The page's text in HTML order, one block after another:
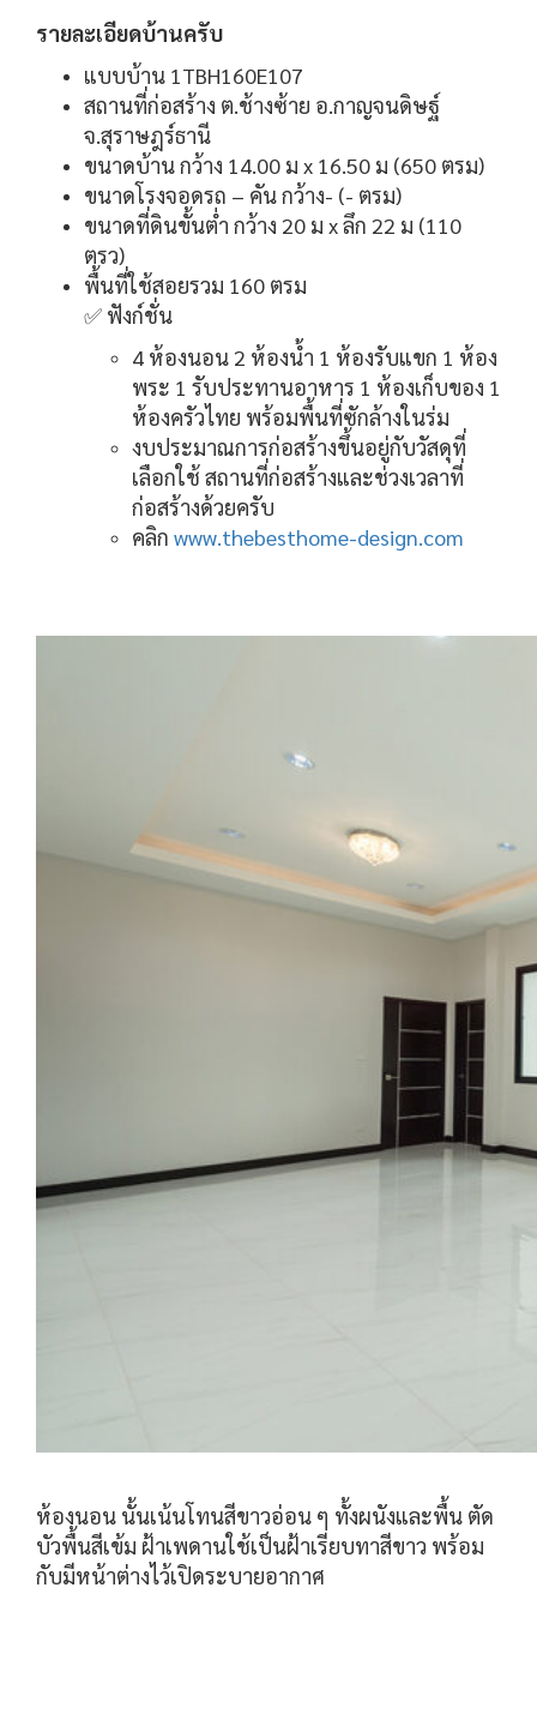
รายละเอียดบ้านครับ
แบบบ้าน 1TBH160E107
สถานที่ก่อสร้าง ต.ช้างซ้าย อ.กาญจนดิษฐ์
จ.สุราษฎร์ธานี
ขนาดบ้าน กว้าง 14.00 ม x 16.50 ม (650 ตรม)
ขนาดโรงจอดรถ – คัน กว้าง- (- ตรม)
ขนาดที่ดินขั้นต่ำ กว้าง 20 ม x ลึก 22 ม (110
ตรว)
พื้นที่ใช้สอยรวม 160 ตรม
✅ ฟังก์ชั่น
4 ห้องนอน 2 ห้องน้ำ 1 ห้องรับแขก 1 ห้อง
พระ 1 รับประทานอาหาร 1 ห้องเก็บของ 1
ห้องครัวไทย พร้อมพื้นที่ซักล้างในร่ม
งบประมาณการก่อสร้างขึ้นอยู่กับวัสดุที่
เลือกใช้ สถานที่ก่อสร้างและช่วงเวลาที่
ก่อสร้างด้วยครับ
คลิก www.thebesthome-design.com
ห้องนอน นั้นเน้นโทนสีขาวอ่อน ๆ ทั้งผนังและพื้น ตัด
บัวพื้นสีเข้ม ฝ้าเพดานใช้เป็นฝ้าเรียบทาสีขาว พร้อม
กับมีหน้าต่างไว้เปิดระบายอากาศ